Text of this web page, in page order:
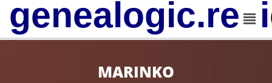
MARINKO